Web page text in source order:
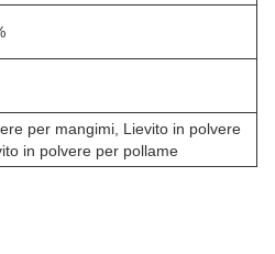
per mangimi, Lievito in polvere
in polvere per pollame